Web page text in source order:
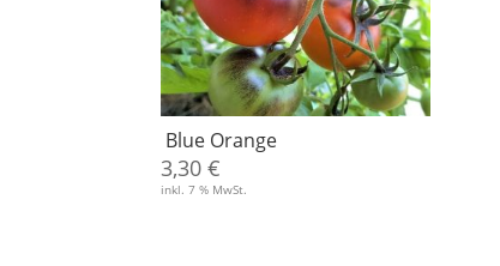
Blue Orange
3,30€
inkl. 7 % MwSt.